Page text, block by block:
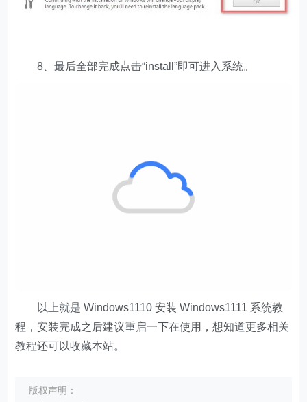
版权声明：
作者：暴风侠
链接： https://xitongmac.com/jiaocheng/101253.html
文章版权归作者所有，未经允许请勿转载。